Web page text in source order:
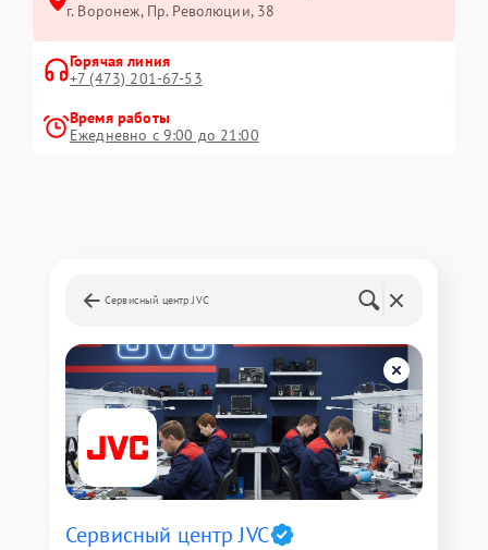
г. Воронеж, Пр. Революции, 38
Горячая линия
+7 (473) 201-67-53
Время работы
Ежедневно с 9:00 до 21:00
Сервисный центр JVC
Сервисный центр JVC